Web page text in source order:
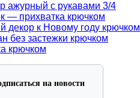
ажурный с рукавами 3/4
— прихватка крючком
декор к Новому году крючком
без застежки крючком
крючком
на новости